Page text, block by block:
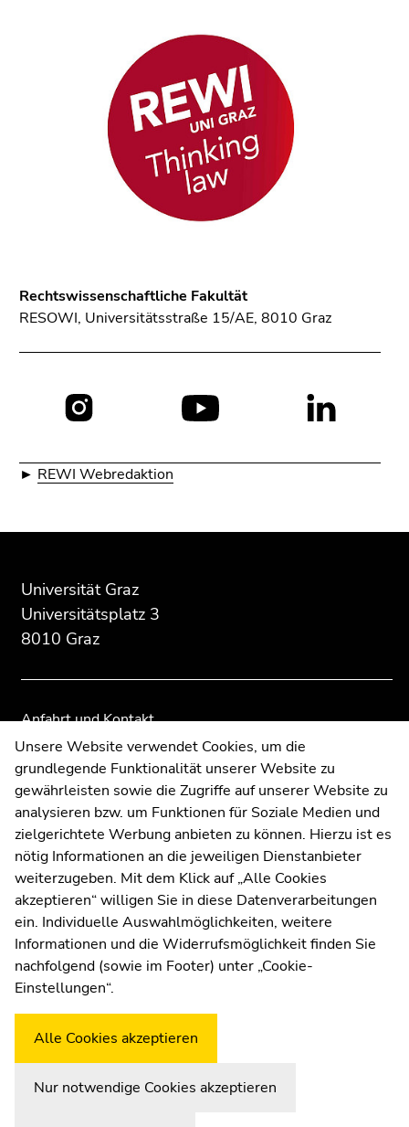
Rechtswissenschaftliche Fakultät
RESOWI, Universitätsstraße 15/AE, 8010 Graz
► REWI Webredaktion
Seitenbereichs:
Zusatzinformationen:
Universität Graz
Universitätsplatz 3
8010 Graz
Anfahrt und Kontakt
Kommunikation und Öffentlichkeitsarbeit
Moodle
UNIGRAZonline
Impressum
Datenschutzerklärung
Cookie-Einstellungen
Barrierefreiheitserklärung
WetterstationUni Graz
Seitenbereichs.
Übersicht
Seitenbereiche
Seitenbereichs.
Übersicht
Seitenbereiche
Unsere Website verwendet Cookies, um die
grundlegende Funktionalität unserer Website zu
gewährleisten sowie die Zugriffe auf unserer Website zu
analysieren bzw. um Funktionen für Soziale Medien und
zielgerichtete Werbung anbieten zu können. Hierzu ist es
nötig Informationen an die jeweiligen Dienstanbieter
weiterzugeben. Mit dem Klick auf „Alle Cookies
akzeptieren“ willigen Sie in diese Datenverarbeitungen
ein. Individuelle Auswahlmöglichkeiten, weitere
Informationen und die Widerrufsmöglichkeit finden Sie
nachfolgend (sowie im Footer) unter „Cookie-
Einstellungen“.
Alle Cookies akzeptieren
Nur notwendige Cookies akzeptieren